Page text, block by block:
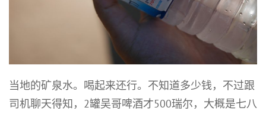
当地的矿泉水。喝起来还行。不知道多少钱，不过跟
司机聊天得知，2罐吴哥啤酒才500瑞尔，大概是七八